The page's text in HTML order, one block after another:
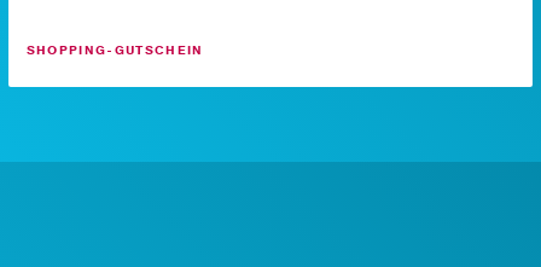
SHOPPING-GUTSCHEIN